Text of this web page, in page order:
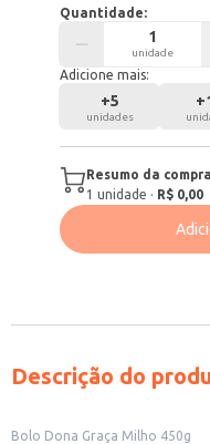
Quantidade:
unidade
Adicione mais:
+5
unidades
+
Resumo da
1 unidade · R$ 0,00
Descrição do
Bolo Dona Graça Milho 450g